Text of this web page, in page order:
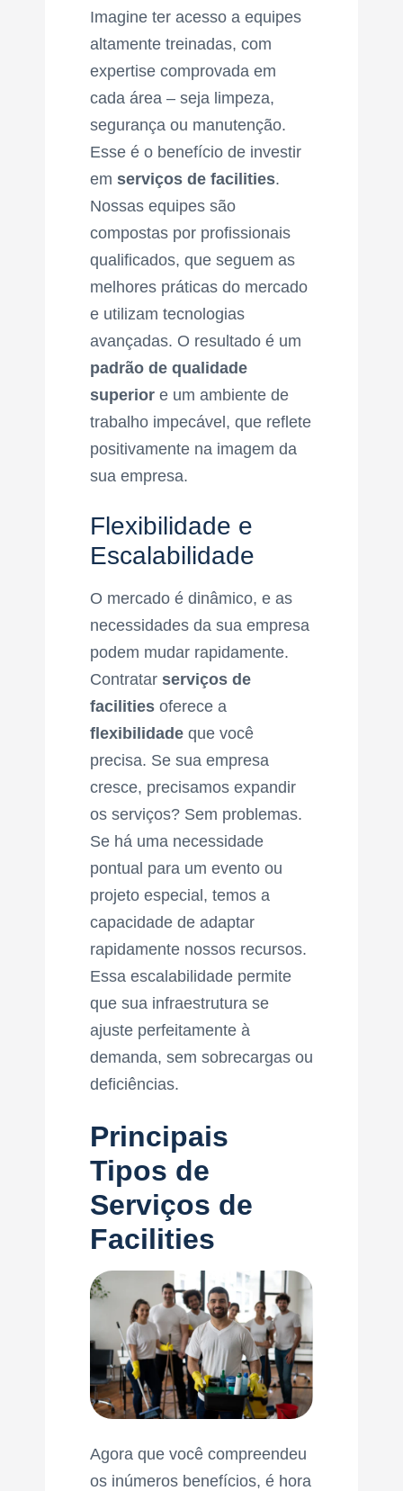
Imagine ter acesso a equipes
altamente treinadas, com
expertise comprovada em
cada área – seja limpeza,
segurança ou manutenção.
Esse é o benefício de investir
em serviços de facilities.
Nossas equipes são
compostas por profissionais
qualificados, que seguem as
melhores práticas do mercado
e utilizam tecnologias
avançadas. O resultado é um
padrão de qualidade
superior e um ambiente de
trabalho impecável, que reflete
positivamente na imagem da
sua empresa.
Flexibilidade e
Escalabilidade
O mercado é dinâmico, e as
necessidades da sua empresa
podem mudar rapidamente.
Contratar serviços de
facilities oferece a
flexibilidade que você
precisa. Se sua empresa
cresce, precisamos expandir
os serviços? Sem problemas.
Se há uma necessidade
pontual para um evento ou
projeto especial, temos a
capacidade de adaptar
rapidamente nossos recursos.
Essa escalabilidade permite
que sua infraestrutura se
ajuste perfeitamente à
demanda, sem sobrecargas ou
deficiências.
Principais
Tipos de
Serviços de
Facilities
Agora que você compreendeu
os inúmeros benefícios, é hora